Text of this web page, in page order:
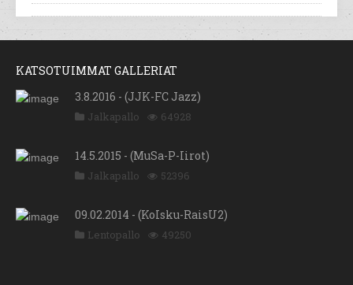
KATSOTUIMMAT GALLERIAT
3.8.2016 - (JJK-FC Jazz)
Jalkapallo 64928
14.5.2015 - (MuSa-P-Iirot)
Jalkapallo 52396
09.02.2014 - (KoIsku-RaisU2)
Lentopallo 49250